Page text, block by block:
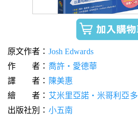
原文作者： Josh Edwards
作 者： 喬許‧愛德華
譯 者： 陳美惠
繪 者： 艾米里亞諾‧米哥利亞多
出版社別： 小五南